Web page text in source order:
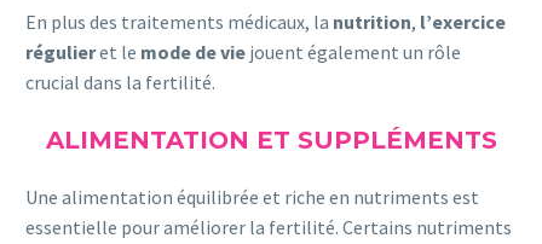
En plus des traitements médicaux, la nutrition, l’exercice
régulieret le mode devie jouent également un rôle
crucial dans la fertilité.
ALIMENTATION ET SUPPLÉMENTS
Une alimentation équilibrée et riche en nutriments est
essentielle pour améliorer la fertilité. Certains nutriments